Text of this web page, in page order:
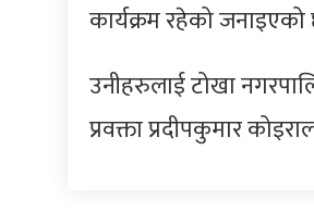
कार्यक्रम रहेको
उनीहरुलाई टोखा
प्रवक्ता प्रदीपकुमार